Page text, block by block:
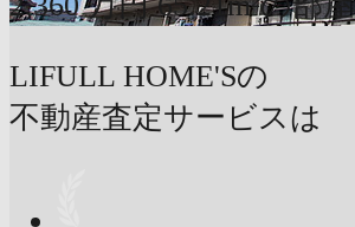
LIFULL HOME'Sの
不動産査定サービスは